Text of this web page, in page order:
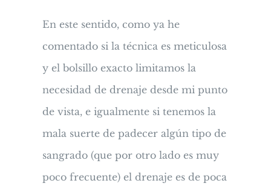
En este sentido, como ya he
comentado si la técnica es meticulosa
y el bolsillo exacto limitamos la
necesidad de drenaje desde mi punto
de vista, e igualmente si tenemos la
mala suerte de padecer algún tipo de
sangrado (que por otro lado es muy
poco frecuente) el drenaje es de poca